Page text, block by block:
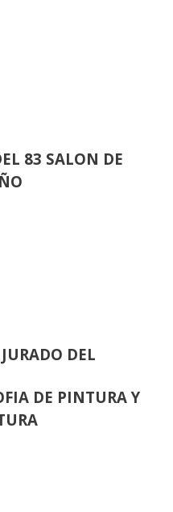
83 SALON DE
DEL
DE PINTURA Y